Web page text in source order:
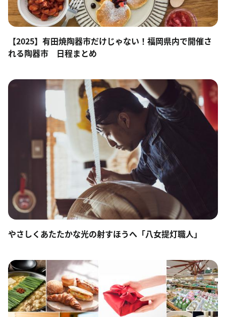
【2025】有田焼陶器市だけじゃない！福岡県内で開催さ
れる陶器市 日程まとめ
やさしくあたたかな光の射すほうへ「八女提灯職人」